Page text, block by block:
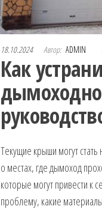
18.10.2024 Автор: ADMIN
Как
Текущие крыши могут
о местах, где дымоход
которые могут привести к
проблему, какие